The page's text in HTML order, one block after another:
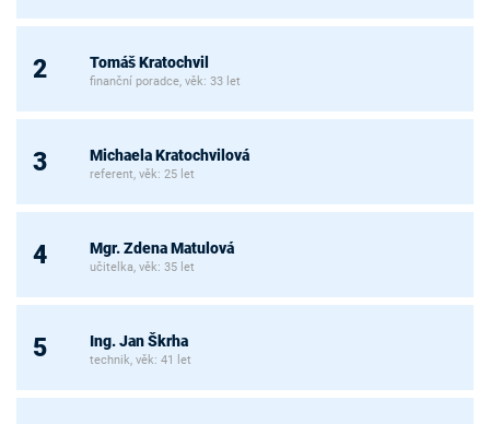
2 Tomáš Kratochvil
finanční poradce, věk: 33 let
3 Michaela Kratochvilová
referent, věk: 25 let
4 Mgr. Zdena Matulová
učitelka, věk: 35 let
5 Ing. Jan Škrha
technik, věk: 41 let